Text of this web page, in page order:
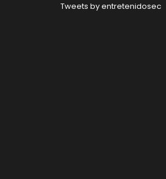
Tweets by entretenidosec